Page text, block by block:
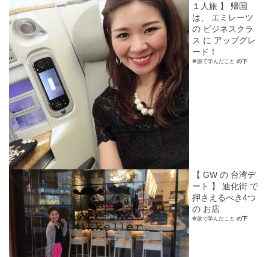
１人旅 】 帰国
は、 エミレーツ
の ビジネスクラ
ス に アップグレ
ード！
❁旅で学んだこと の下
【 GW の 台湾デ
ート 】 迪化街 で
押さえるべき4つ
の お店
❁旅で学んだこと の下